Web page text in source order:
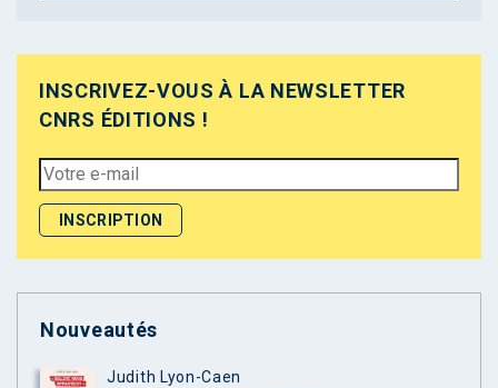
INSCRIVEZ-VOUS À LA NEWSLETTER
CNRS ÉDITIONS !
Nouveautés
Judith Lyon-Caen